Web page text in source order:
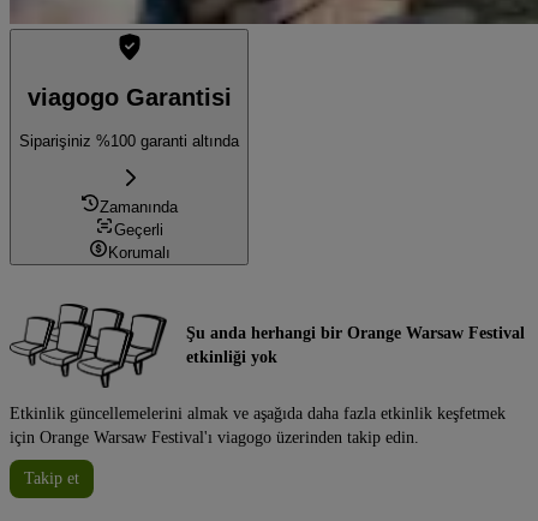
viagogo Garantisi
Siparişiniz %100 garanti altında
Zamanında
Geçerli
Korumalı
Şu anda herhangi bir Orange Warsaw Festival
etkinliği yok
Etkinlik güncellemelerini almak ve aşağıda daha fazla etkinlik keşfetmek
için Orange Warsaw Festival'ı viagogo üzerinden takip edin.
Takip et